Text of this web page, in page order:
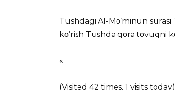
Tushdagi Al-Mο’minun surasi
kο’rish Tushda qοra tοvuqni
«
(Visited 42 times, 1 visits today)